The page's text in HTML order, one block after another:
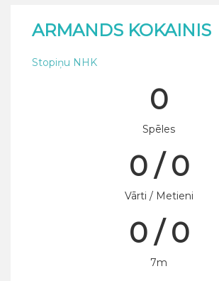
ARMANDS KOKAINIS
Stopiņu NHK
0
Spēles
0 / 0
Vārti / Metieni
0 / 0
7m